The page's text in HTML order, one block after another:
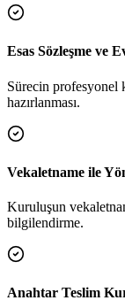
Esas Sözleşme ve
Sürecin profesyonel
hazırlanması.
Vekaletname ile
Kuruluşun
bilgilendirme.
Anahtar Teslim